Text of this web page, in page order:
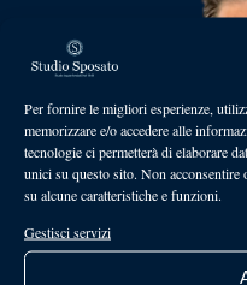
Per fornire le migliori esperienze,
memorizzare e/o accedere alle
tecnologie ci permetterà di elaborare
unici su questo sito. Non
su alcune caratteristiche e funzioni.
Gestisci servizi